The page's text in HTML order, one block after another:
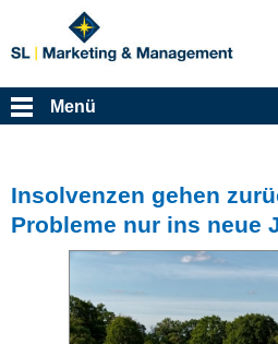
Menü
Insolvenzen gehen
Probleme nur ins neue